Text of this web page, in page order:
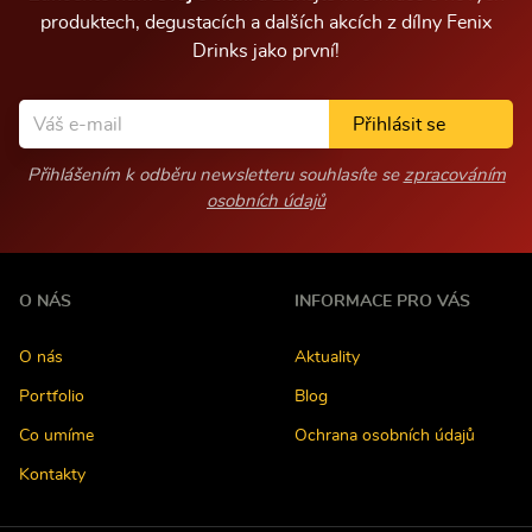
produktech, degustacích a dalších akcích z dílny Fenix
Drinks jako první!
Přihlásit se
Přihlášením k odběru newsletteru souhlasíte se zpracováním
osobních údajů
O NÁS
O nás
Portfolio
Co umíme
Kontakty
INFORMACE PRO VÁS
Aktuality
Blog
Ochrana osobních údajů